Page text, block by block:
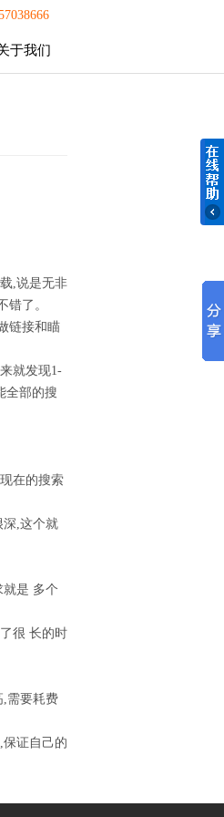
于我们
于我们
,说是无非
了。
链接和瞄
就发现1-
全部的搜
在的搜索
深,这个就
是 多个
很 长的时
,需要耗费
证自己的